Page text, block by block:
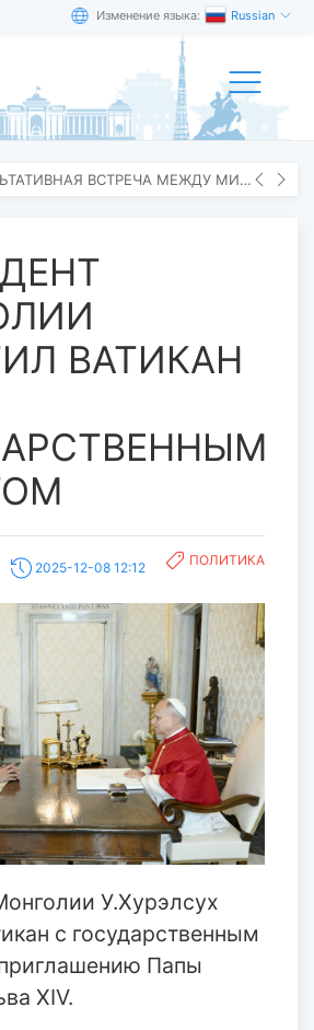
Изменение языка: Russian
ПРОШЛА КОНСУЛЬТАТИВНАЯ ВСТРЕЧА МЕЖДУ МИД МОНГОЛИИ И ЯПОНИИ
ВАТИКАН
2025-12-08 12:12 ПОЛИТИКА
У.Хурэлсух
с государственным
Папы
XIV.